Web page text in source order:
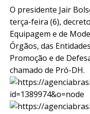
O presidente Jair
terça-feira (6),
Equipagem e de
Órgãos, das
Promoção e de
chamado de Pró-DH.